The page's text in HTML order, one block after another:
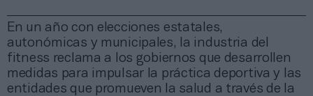
En un año con elecciones estatales,
autonómicas y municipales, la industria del
fitness reclama a los gobiernos que desarrollen
medidas para impulsar la práctica deportiva y las
entidades que promueven la salud a través de la